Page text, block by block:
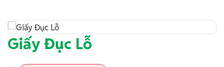
Giấy Đục Lỗ